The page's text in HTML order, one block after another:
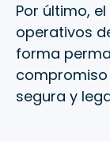
Por último,
operativos
forma
segura y